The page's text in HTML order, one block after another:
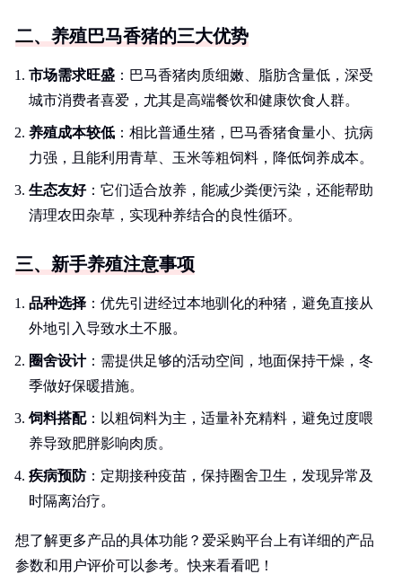
二、养殖巴马香猪的三大优势
市场需求旺盛 ：巴马香猪肉质细嫩、脂肪含量低，深受
城市消费者喜爱，尤其是高端餐饮和健康饮食人群。
养殖成本较低 ：相比普通生猪，巴马香猪食量小、抗病
力强，且能利用青草、玉米等粗饲料，降低饲养成本。
生态友好：它们适合放养，能减少粪便污染，还能帮助
清理农田杂草，实现种养结合的良性循环。
三、新手养殖注意事项
品种选择 ：优先引进经过本地驯化的种猪，避免直接从
外地引入导致水土不服。
圈舍设计：需提供足够的活动空间，地面保持干燥，冬
季做好保暖措施。
饲料搭配：以粗饲料为主，适量补充精料，避免过度喂
养导致肥胖影响肉质。
疾病预防：定期接种疫苗，保持圈舍卫生，发现异常及
时隔离治疗。
想了解更多产品的具体功能？爱采购平台上有详细的产品
参数和用户评价可以参考。快来看看吧！